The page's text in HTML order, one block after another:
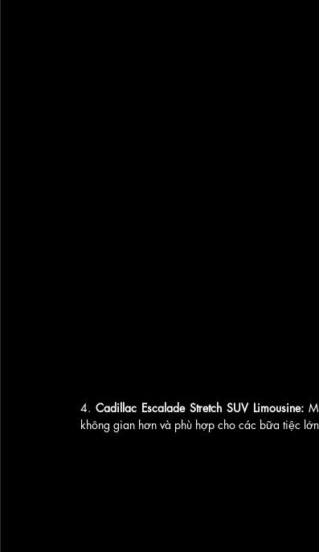
4. Cadillac Escalade Stretch SUV Limousine:
không gian hơn và phù hợp cho các bữa tiệc